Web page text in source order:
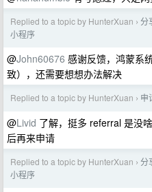
Replied to a topic by HunterXuan › 分
小程序
@John60676 感谢反馈，鸿蒙系
致），还需要想想办法解决
Replied to a topic by HunterXuan › 申
@Livid 了解，挺多 referral 是没
后再来申请
Replied to a topic by HunterXuan › 分
小程序